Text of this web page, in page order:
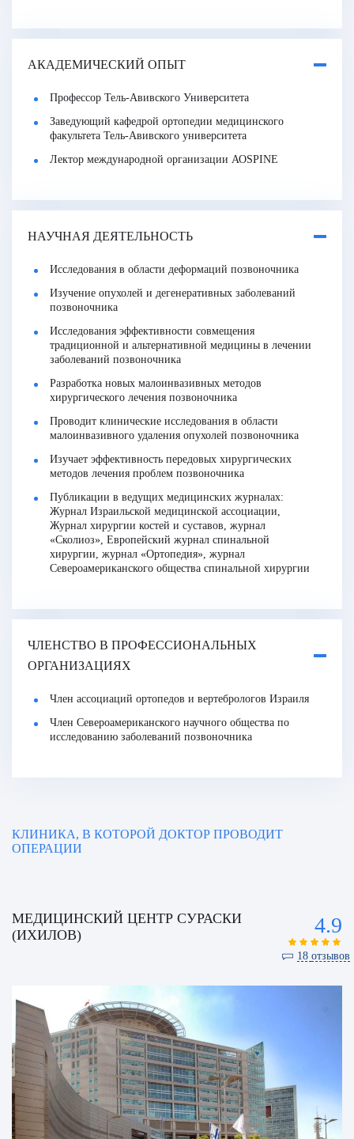
АКАДЕМИЧЕСКИЙ ОПЫТ
Профессор Тель-Авивского Университета
Заведующий кафедрой ортопедии медицинского
факультета Тель-Авивского университета
Лектор международной организации АОSPINE
НАУЧНАЯ ДЕЯТЕЛЬНОСТЬ
Исследования в области деформаций позвоночника
Изучение опухолей и дегенеративных заболеваний
позвоночника
Исследования эффективности совмещения
традиционной и альтернативной медицины в лечении
заболеваний позвоночника
Разработка новых малоинвазивных методов
хирургического лечения позвоночника
Проводит клинические исследования в области
малоинвазивного удаления опухолей позвоночника
Изучает эффективность передовых хирургических
методов лечения проблем позвоночника
Публикации в ведущих медицинских журналах:
Журнал Израильской медицинской ассоциации,
Журнал хирургии костей и суставов, журнал
«Сколиоз», Европейский журнал спинальной
хирургии, журнал «Ортопедия», журнал
Североамериканского общества спинальной хирургии
ЧЛЕНСТВО В ПРОФЕССИОНАЛЬНЫХ
ОРГАНИЗАЦИЯХ
Член ассоциаций ортопедов и вертебрологов Израиля
Член Североамериканского научного общества по
исследованию заболеваний позвоночника
КЛИНИКА, В КОТОРОЙ ДОКТОР ПРОВОДИТ
ОПЕРАЦИИ
МЕДИЦИНСКИЙ ЦЕНТР СУРАСКИ
(ИХИЛОВ)
4.9
18 отзывов